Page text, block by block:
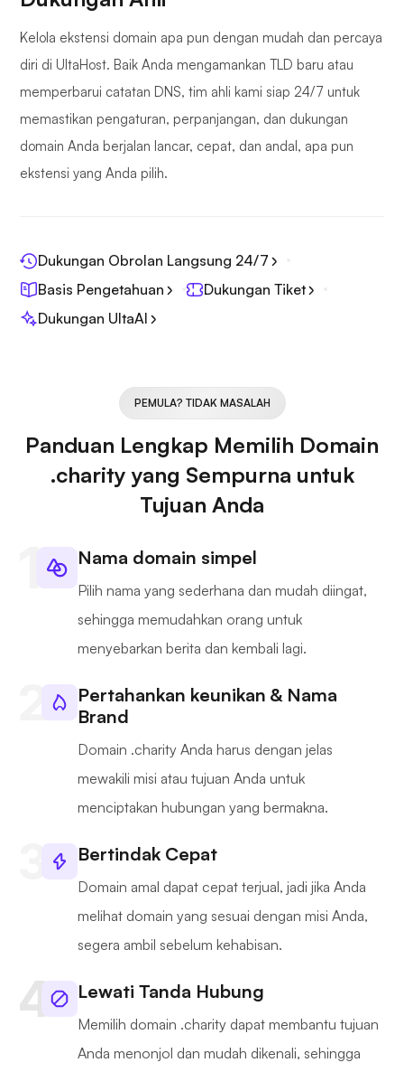
Kelola ekstensi domain apa pun dengan mudah dan percaya
diri di UltaHost. Baik Anda mengamankan TLD baru atau
memperbarui catatan DNS, tim ahli kami siap 24/7 untuk
memastikan pengaturan, perpanjangan, dan dukungan
domain Anda berjalan lancar, cepat, dan andal, apa pun
ekstensi yang Anda pilih.
Dukungan Obrolan Langsung 24/7
Basis Pengetahuan
Dukungan Tiket
Dukungan UltaAI
PEMULA? TIDAK MASALAH
Panduan Lengkap Memilih Domain
.charity yang Sempurna untuk
Tujuan Anda
Nama domain simpel
Pilih nama yang sederhana dan mudah diingat,
sehingga memudahkan orang untuk
menyebarkan berita dan kembali lagi.
Pertahankan keunikan & Nama
Brand
Domain .charity Anda harus dengan jelas
mewakili misi atau tujuan Anda untuk
menciptakan hubungan yang bermakna.
Bertindak Cepat
Domain amal dapat cepat terjual, jadi jika Anda
melihat domain yang sesuai dengan misi Anda,
segera ambil sebelum kehabisan.
Lewati Tanda Hubung
Memilih domain .charity dapat membantu tujuan
Anda menonjol dan mudah dikenali, sehingga